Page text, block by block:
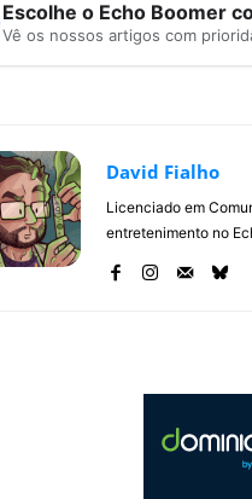
Escolhe o Echo Boomer
Vê os nossos artigos com
David Fialho
Licenciado em
entretenimento no